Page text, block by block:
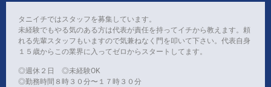
タニイチではスタッフを募集しています。
未経験でもやる気のある方は代表が責任を持ってイチから教えます。頼
れる先輩スタッフもいますので気兼ねなく門を叩いて下さい。代表自身
１５歳からこの業界に入ってゼロからスタートしてます。
◎週休２日 ◎未経験OK
◎勤務時間８時３０分〜１７時３０分